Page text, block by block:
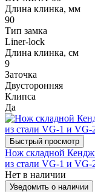
Длина клинка, мм
90
Тип замка
Liner-lock
Длина клинка, см
9
Заточка
Двусторонняя
Клипса
Да
Быстрый просмотр
Нож складной
из стали VG-1 и VG-
Нет в наличии
Уведомить о наличии